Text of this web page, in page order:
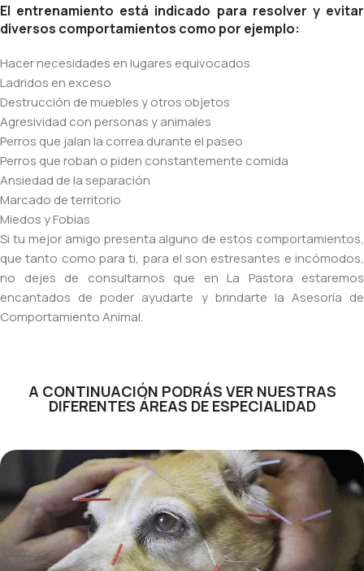
El entrenamiento está indicado para resolver y evitar
diversos comportamientos como por ejemplo:
Hacer necesidades en lugares equivocados
Ladridos en exceso
Destrucción de muebles y otros objetos
Agresividad con personas y animales
Perros que jalan la correa durante el paseo
Perros que roban o piden constantemente comida
Ansiedad de la separación
Marcado de territorio
Miedos y Fobias
Si tu mejor amigo presenta alguno de estos comportamientos,
que tanto como para ti, para el son estresantes e incómodos,
no dejes de consultarnos que en La Pastora estaremos
encantados de poder ayudarte y brindarte la Asesoría de
Comportamiento Animal.
A CONTINUACIÓN PODRÁS VER NUESTRAS
DIFERENTES ÁREAS DE ESPECIALIDAD